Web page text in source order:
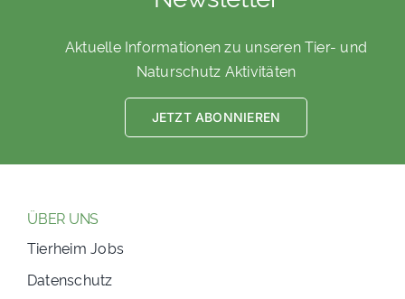
Aktuelle Informationen zu unseren Tier- und
Naturschutz Aktivitäten
JETZT ABONNIEREN
ÜBER UNS
Tierheim Jobs
Datenschutz